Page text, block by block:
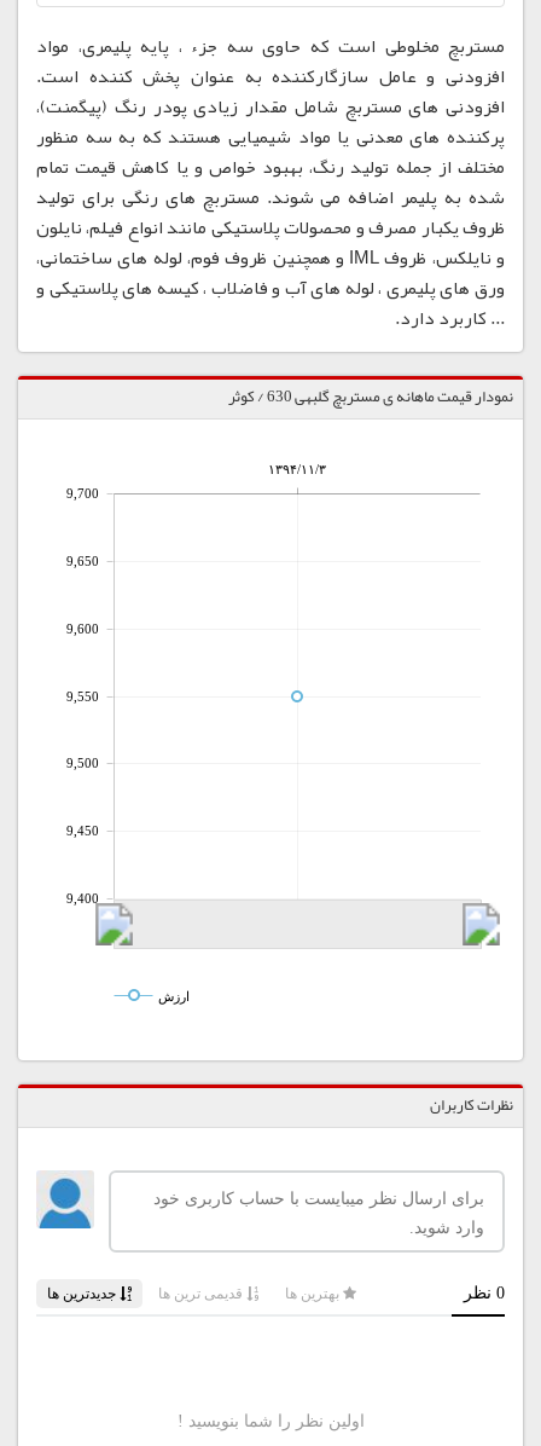
مستربچ مخلوطی است که حاوی سه جزء ، پایه پلیمری، مواد
افزودنی و عامل سازگارکننده به عنوان پخش کننده است.
افزودنی های مستربچ شامل مقدار زیادی پودر رنگ (پیگمنت)،
پرکننده های معدنی یا مواد شیمیایی هستند که به سه منظور
مختلف از جمله تولید رنگ، بهبود خواص و یا کاهش قیمت تمام
شده به پلیمر اضافه می شوند. مستربچ های رنگی برای تولید
ظروف یکبار مصرف و محصولات پلاستیکی مانند انواع فیلم، نایلون
و نایلکس، ظروف IML و همچنین ظروف فوم، لوله های ساختمانی،
ورق های پلیمری ، لوله های آب و فاضلاب ، کیسه های پلاستیکی و
... کاربرد دارد.
نمودار قیمت ماهانه ی مستربچ گلبهی 630 / کوثر
۱۳۹۴/۱۱/۳
9,400
9,450
9,500
9,550
9,600
9,650
9,700
ارزش
نظرات کاربران